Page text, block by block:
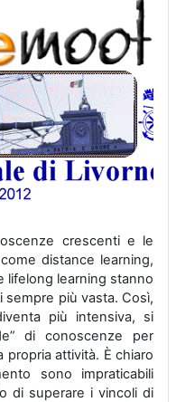
crescenti e le
distance learning,
learning stanno
più vasta. Così,
più intensiva, si
di conoscenze per
attività. È chiaro
sono impraticabili
di superare i vincoli di